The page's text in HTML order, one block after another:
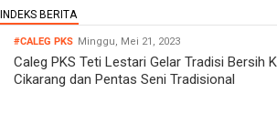
#CALEG PKS Minggu, Mei 21, 2023
Caleg PKS Teti Lestari Gelar Tradisi Bersih
Cikarang dan Pentas Seni Tradisional